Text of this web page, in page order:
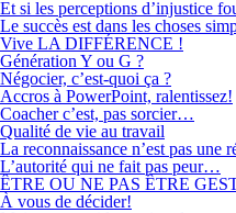
Et si les perceptions d’injustice
Le succès est dans les choses
Vive LA DIFFÉRENCE !
Génération Y ou G ?
Négocier, c’est-quoi ça ?
Accros à PowerPoint, ralentissez!
Coacher c’est, pas sorcier…
Qualité de vie au travail
La reconnaissance n’est pas une
L’autorité qui ne fait pas peur…
ÊTRE OU NE PAS ÊTRE
À vous de décider!